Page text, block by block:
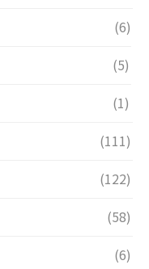
(6)
(5)
(1)
(111)
(122)
(58)
(6)